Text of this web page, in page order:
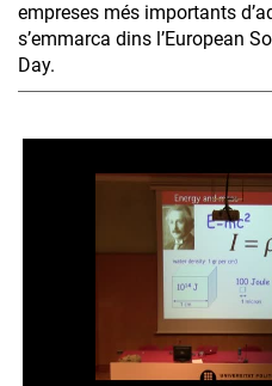
empreses més importants
s’emmarca dins l’European
Day.